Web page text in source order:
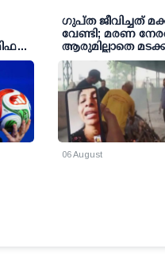
ഗുപ്ത ജീവിച്ചത്
വേണ്ടി; മരണ നേരത്ത്
ആരുമില്ലാതെ
മക്കള്‍ക്കെല്ലാം
തിരക്ക്
06 August